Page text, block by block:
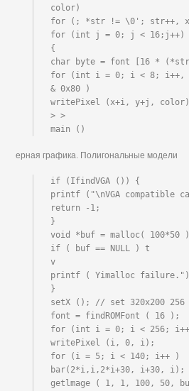
color)
for (; *str != \0'; str++,
for (int j = 0; j < 16;j++)
{
char byte = font [16 *
for (int i = 0; i < 8; i++,
& 0x80 )
writePixel (x+i, y+j,
> >
main ()
ерная графика. Полигональные модели
if (IfindVGA ()) {
printf ("\nVGA compatible
return -1;
}
void *buf = malloc( 100*50
if ( buf == NULL ) t
v
printf ( Yimalloc
}
setX (); // set 320x200 256
font = findROMFont ( 16 );
for (int i = 0; i < 256;
writePixel (i, 0, i);
for (i = 5; i < 140; i++ )
bar(2*i,i,2*i+30, i+30, i);
getlmage ( 1, 1, 100, 50,